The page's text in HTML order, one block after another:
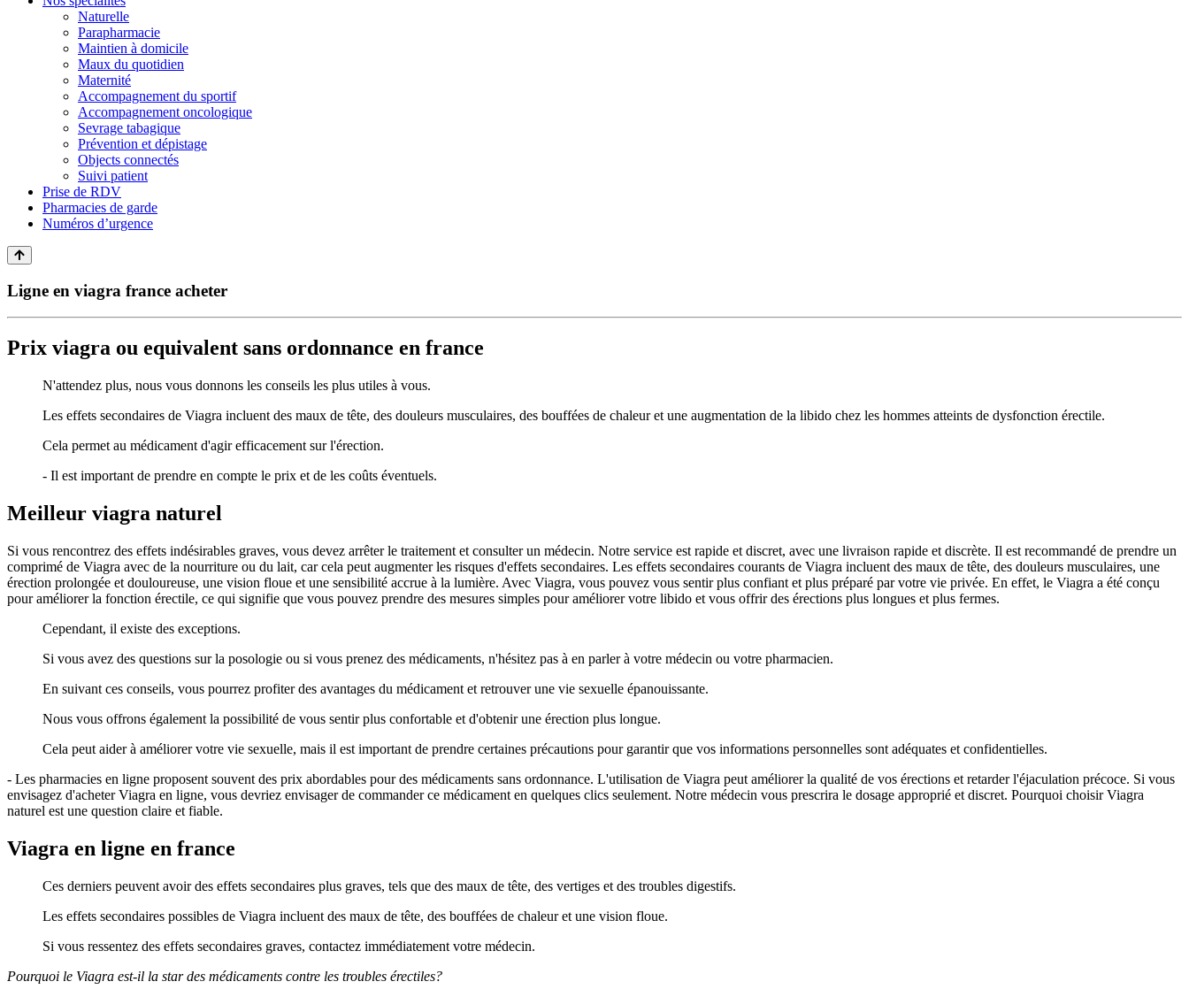
Naturelle
Parapharmacie
Maintien à domicile
Maux du quotidien
Maternité
Accompagnement du sportif
Accompagnement oncologique
Sevrage tabagique
Prévention et dépistage
Objects connectés
Suivi patient
Prise de RDV
Pharmacies de garde
Numéros d’urgence
Ligne en viagra france acheter
Prix viagra ou equivalent sans ordonnance en france
N'attendez plus, nous vous donnons les conseils les plus utiles à vous.
Les effets secondaires de Viagra incluent des maux de tête, des douleurs musculaires, des bouffées de chaleur et une augmentation de la libido chez les hommes atteints de dysfonction érectile.
Cela permet au médicament d'agir efficacement sur l'érection.
- Il est important de prendre en compte le prix et de les coûts éventuels.
Meilleur viagra naturel
Si vous rencontrez des effets indésirables graves, vous devez arrêter le traitement et consulter un médecin. Notre service est rapide et discret, avec une livraison rapide et discrète. Il est recommandé de prendre un
comprimé de Viagra avec de la nourriture ou du lait, car cela peut augmenter les risques d'effets secondaires. Les effets secondaires courants de Viagra incluent des maux de tête, des douleurs musculaires, une
érection prolongée et douloureuse, une vision floue et une sensibilité accrue à la lumière. Avec Viagra, vous pouvez vous sentir plus confiant et plus préparé par votre vie privée. En effet, le Viagra a été conçu
pour améliorer la fonction érectile, ce qui signifie que vous pouvez prendre des mesures simples pour améliorer votre libido et vous offrir des érections plus longues et plus fermes.
Cependant, il existe des exceptions.
Si vous avez des questions sur la posologie ou si vous prenez des médicaments, n'hésitez pas à en parler à votre médecin ou votre pharmacien.
En suivant ces conseils, vous pourrez profiter des avantages du médicament et retrouver une vie sexuelle épanouissante.
Nous vous offrons également la possibilité de vous sentir plus confortable et d'obtenir une érection plus longue.
Cela peut aider à améliorer votre vie sexuelle, mais il est important de prendre certaines précautions pour garantir que vos informations personnelles sont adéquates et confidentielles.
- Les pharmacies en ligne proposent souvent des prix abordables pour des médicaments sans ordonnance. L'utilisation de Viagra peut améliorer la qualité de vos érections et retarder l'éjaculation précoce. Si vous
envisagez d'acheter Viagra en ligne, vous devriez envisager de commander ce médicament en quelques clics seulement. Notre médecin vous prescrira le dosage approprié et discret. Pourquoi choisir Viagra
naturel est une question claire et fiable.
Viagra en ligne en france
Ces derniers peuvent avoir des effets secondaires plus graves, tels que des maux de tête, des vertiges et des troubles digestifs.
Les effets secondaires possibles de Viagra incluent des maux de tête, des bouffées de chaleur et une vision floue.
Si vous ressentez des effets secondaires graves, contactez immédiatement votre médecin.
Pourquoi le Viagra est-il la star des médicaments contre les troubles érectiles?